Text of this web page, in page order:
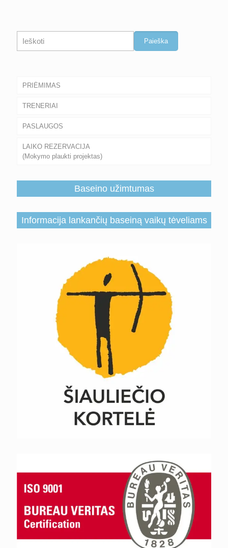
Paieška Paieška
PRIĖMIMAS
TRENERIAI
PASLAUGOS
LAIKO REZERVACIJA
(Mokymo plaukti projektas)
Baseino užimtumas
Informacija lankančių baseiną vaikų tėveliams